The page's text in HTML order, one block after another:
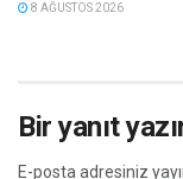
8 AĞUSTOS 2026
Bir yanıt
E-posta adresiniz